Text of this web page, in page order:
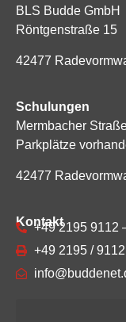
BLS Budde GmbH
Röntgenstraße 15
42477
Schulungen
Mermbacher
Parkplätze
42477
Kontakt
+49 2195 9112
+49 2195 /